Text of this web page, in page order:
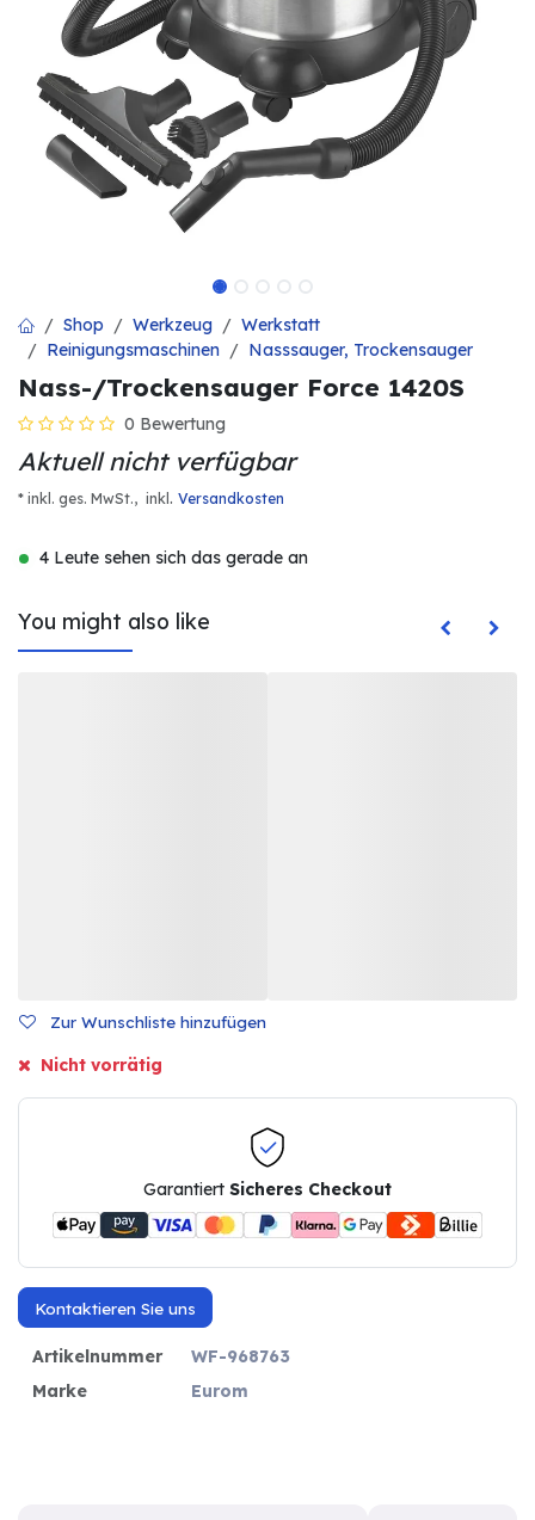
Shop Werkzeug
Werkstatt
Reinigungsmaschinen
Nasssauger, Trockensauger
Nass-/Trockensauger Force 1420S
0 Bewertung
Aktuell nicht verfügbar
* inkl. ges. MwSt., inkl . Versandkosten
4 Leute sehen sich das gerade an
You might also like
Zur Wunschliste hinzufügen
Nicht vorrätig
Garantiert Sicheres Checkout
Kontaktieren Sie uns
Artikelnummer
WF-968763
Marke
Eurom